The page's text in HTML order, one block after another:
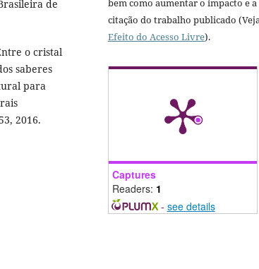
de
o cristal
saberes
para
2016.
bem como aumentar o impacto e a
citação do trabalho publicado
Efeito do Acesso Livre).
Captures
Readers: 1
- see details